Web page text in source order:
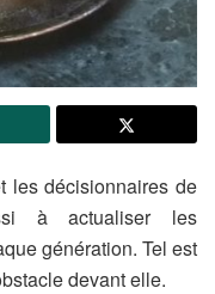
les décisionnaires de
à actualiser les
génération. Tel est
devant elle.